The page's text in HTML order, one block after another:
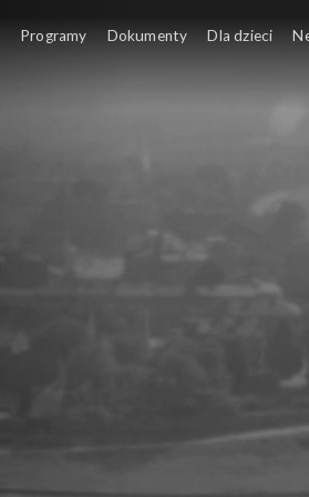
Programy Dokumenty Dla dzieci